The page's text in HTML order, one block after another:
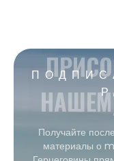
Получайте
материалы о